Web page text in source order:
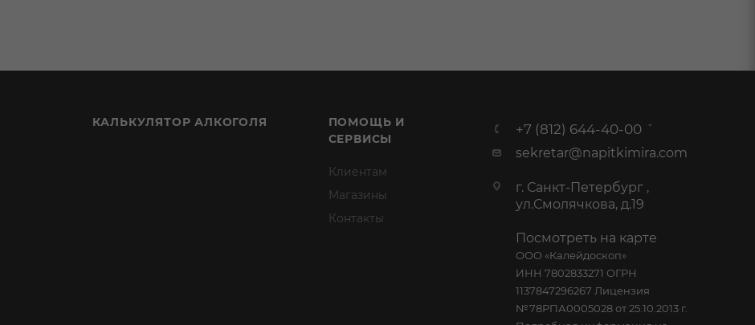
КАЛЬКУЛЯТОР АЛКОГОЛЯ
ПОМОЩЬ И
СЕРВИСЫ
Клиентам
Магазины
Контакты
+7 (812) 644-40-00
sekretar@napitkimira.com
г. Санкт-Петербург ,
ул.Смолячкова, д.19
Посмотреть на карте
ООО «Калейдоскоп»
ИНН 7802833271 ОГРН
1137847296267 Лицензия
№78РПА0005028 от 25.10.2013 г.